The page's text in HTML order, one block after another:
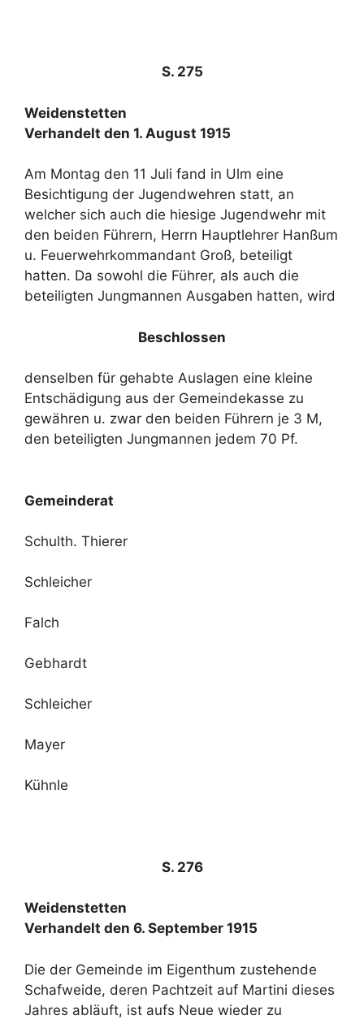
S. 275
Weidenstetten
Verhandelt den 1. August 1915
Am Montag den 11 Juli fand in Ulm eine
Besichtigung der Jugendwehren statt, an
welcher sich auch die hiesige Jugendwehr mit
den beiden Führern, Herrn Hauptlehrer Hanßum
u. Feuerwehrkommandant Groß, beteiligt
hatten. Da sowohl die Führer, als auch die
beteiligten Jungmannen Ausgaben hatten, wird
Beschlossen
denselben für gehabte Auslagen eine kleine
Entschädigung aus der Gemeindekasse zu
gewähren u. zwar den beiden Führern je 3 M,
den beteiligten Jungmannen jedem 70 Pf.
Gemeinderat
Schulth. Thierer
Schleicher
Falch
Gebhardt
Schleicher
Mayer
Kühnle
S. 276
Weidenstetten
Verhandelt den 6. September 1915
Die der Gemeinde im Eigenthum zustehende
Schafweide, deren Pachtzeit auf Martini dieses
Jahres abläuft, ist aufs Neue wieder zu